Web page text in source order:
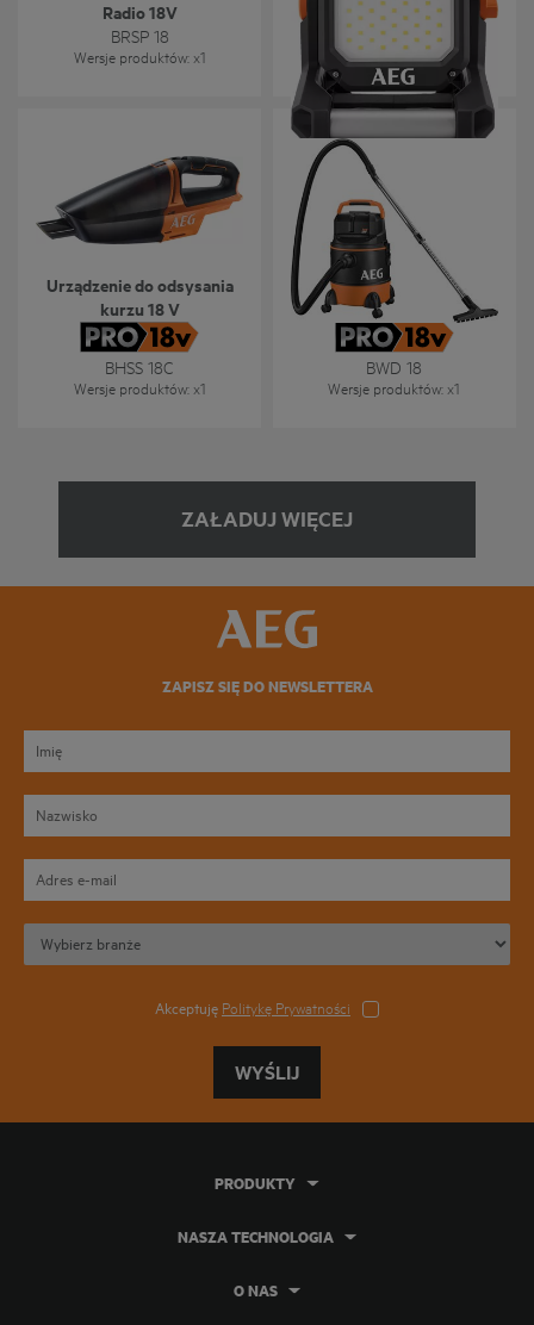
Radio 18V
BRSP 18
Wersje produktów: x1
Lampa robocza 18 V
BAL 18
Wersje produktów: x
Urządzenie do odsysania
kurzu 18 V
BHSS 18C
Wersje produktów: x1
Odkurzacz 18 V do pracy na
mokro i sucho
BWD 18
Wersje produktów: x1
ZAŁADUJ WIĘCEJ
ZAPISZ SIĘ DO NEWSLETTERA
Akceptuję Politykę Prywatności
WYŚLIJ
PRODUKTY
NASZA TECHNOLOGIA
O NAS